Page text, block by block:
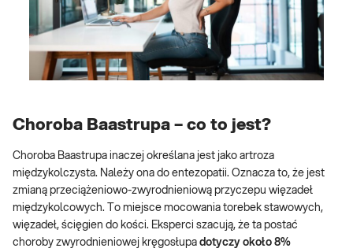
Choroba Baastrupa – co to jest?
Choroba Baastrupa inaczej określana jest jako artroza
międzykolczysta. Należy ona do entezopatii. Oznacza to, że jest
zmianą przeciążeniowo-zwyrodnieniową przyczepu więzadeł
międzykolcowych. To miejsce mocowania torebek stawowych,
więzadeł, ścięgien do kości. Eksperci szacują, że ta postać
choroby zwyrodnieniowej kręgosłupa dotyczy około 8%